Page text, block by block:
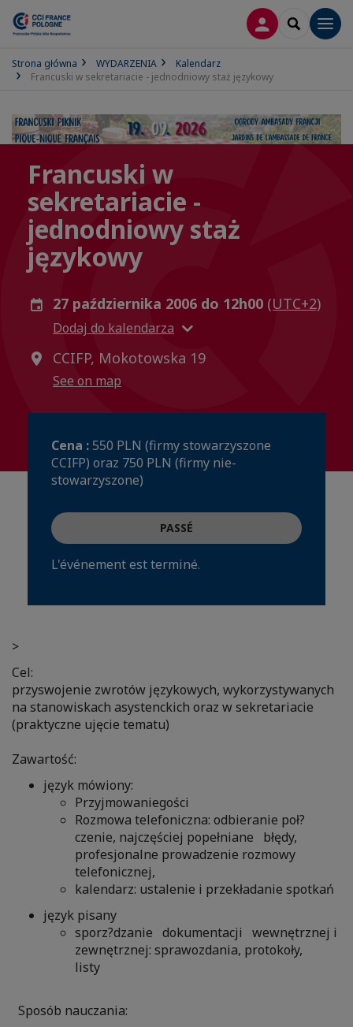
LOGOWANIE
SEARCH
Strona główna WYDARZENIA
Kalendarz
Francuski w sekretariacie - jednodniowy staż językowy
Francuski w
sekretariacie -
jednodniowy staż
językowy
27 października 2006 do 12h00 (UTC+2)
Dodaj do kalendarza
CCIFP, Mokotowska 19
See on map
Cena :550 PLN (firmy stowarzyszone
CCIFP) oraz 750 PLN (firmy nie-
stowarzyszone)
PASSÉ
L'événement est terminé.
>
Cel:
przyswojenie zwrotów językowych, wykorzystywanych
na stanowiskach asystenckich oraz w sekretariacie
(praktyczne ujęcie tematu)
Zawartość:
język mówiony:
Przyjmowaniegości
Rozmowa telefoniczna: odbieranie poł?
czenie, najczęściej popełniane błędy,
profesjonalne prowadzenie rozmowy
telefonicznej,
kalendarz: ustalenie i przekładanie spotkań
język pisany
sporz?dzanie dokumentacji wewnętrznej i
zewnętrznej: sprawozdania, protokoły,
listy
Sposób nauczania: